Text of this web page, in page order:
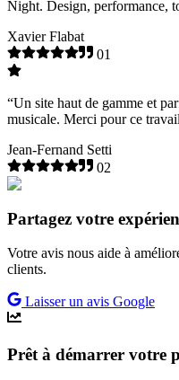
Night. Design, performance,
Xavier Flabat
01
“Un site haut de gamme et
musicale. Merci pour ce
Jean-Fernand Setti
02
Partagez votre
Votre avis nous aide à
clients.
Laisser un avis Google
Prêt à démarrer votre